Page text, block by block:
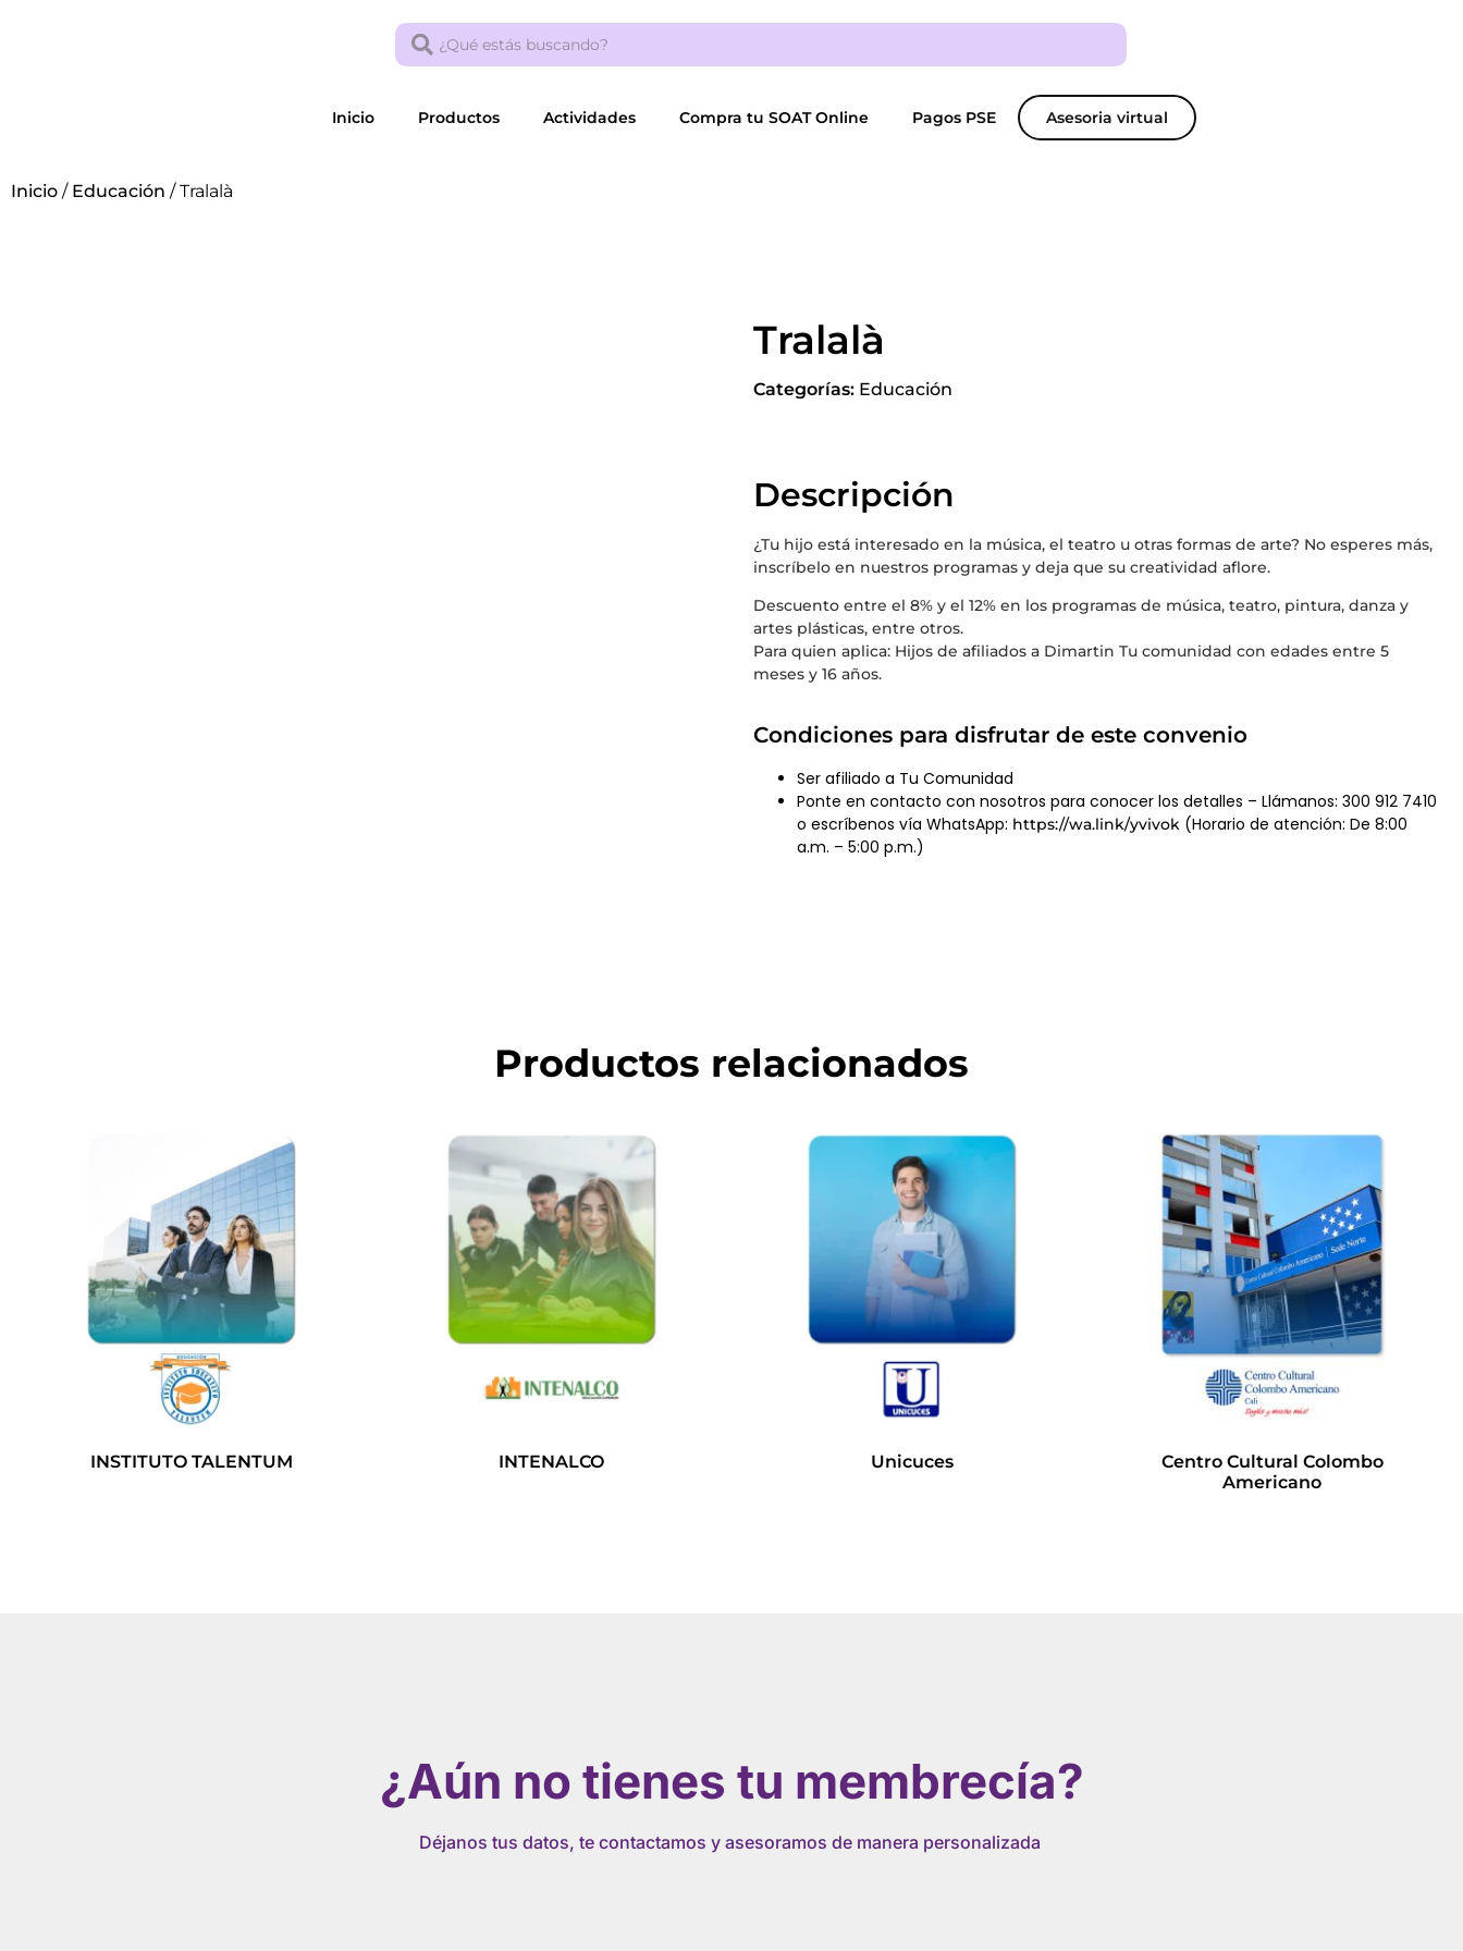
Inicio Productos Actividades Compra tu SOAT Online Pagos PSE Asesoria virtual
Inicio / Educación / Tralalà
Tralalà
Categorías: Educación
Descripción
¿Tu hijo está interesado en la música, el teatro u otras formas de arte? No esperes más,
inscríbelo en nuestros programas y deja que su creatividad aflore.
Descuento entre el 8% y el 12% en los programas de música, teatro, pintura, danza y
artes plásticas, entre otros.
Para quien aplica: Hijos de afiliados a Dimartin Tu comunidad con edades entre 5
meses y 16 años.
Condiciones para disfrutar de este convenio
Ser afiliado a Tu Comunidad
Ponte en contacto con nosotros para conocer los detalles – Llámanos: 300 912 7410
o escríbenos vía WhatsApp: https://wa.link/yvivok (Horario de atención: De 8:00
a.m. – 5:00 p.m.)
Productos relacionados
INSTITUTO TALENTUM
INTENALCO
Unicuces
Centro Cultural Colombo
Americano
¿Aún no tienes tu membrecía?
Déjanos tus datos, te contactamos y asesoramos de manera personalizada